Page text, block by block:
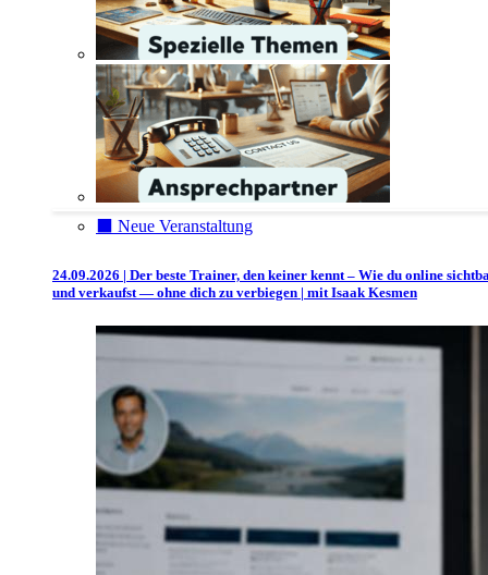
⬛️ Neue Veranstaltung
24.09.2026 | Der beste Trainer, den keiner kennt – Wie du online
und verkaufst — ohne dich zu verbiegen | mit Isaak Kesmen